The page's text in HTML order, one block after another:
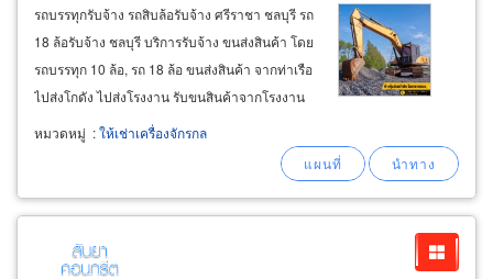
รถบรรทุกรับจ้าง รถสิบล้อรับจ้าง ศรีราชา ชลบุรี รถ
18 ล้อรับจ้าง ชลบุรี บริการรับจ้าง ขนส่งสินค้า โดย
รถบรรทุก 10 ล้อ, รถ 18 ล้อ ขนส่งสินค้า จากท่าเรือ
ไปส่งโกดัง ไปส่งโรงงาน รับขนสินค้าจากโรงงาน
จากโกดัง ไปท่าเรือแหลมฉบัง ไปท่าเรือมาบตาพุด
รับขนสินค้า ขนย้ายวัตถุ ขนย้าย เครื่องจักร เหล็ก
หมวดหมู่ :ให้เช่าเครื่องจักรกล